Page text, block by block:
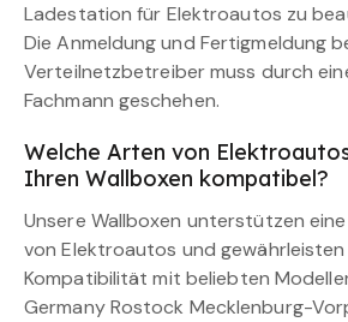
Ladestation für Elektroautos zu
Die Anmeldung und Fertigmeldung
Verteilnetzbetreiber muss durch
Fachmann geschehen.
Welche Arten von
Ihren Wallboxen kompatibel?
Unsere Wallboxen unterstützen eine
von Elektroautos und gewährleisten
Kompatibilität mit beliebten
Germany Rostock Mecklenburg-